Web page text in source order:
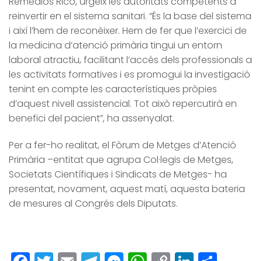
reinvertir en el sistema sanitari. “És la base del sistema
i així l’hem de reconèixer. Hem de fer que l’exercici de
la medicina d’atenció primària tingui un entorn
laboral atractiu, facilitant l’accés dels professionals a
les activitats formatives i es promogui la investigació
tenint en compte les característiques pròpies
d’aquest nivell assistencial. Tot això repercutirà en
benefici del pacient”, ha assenyalat.
Per a fer-ho realitat, el Fòrum de Metges d’Atenció
Primària –entitat que agrupa Col·legis de Metges,
Societats Científiques i Sindicats de Metges- ha
presentat, novament, aquest matí, aquesta bateria
de mesures al Congrés dels Diputats.